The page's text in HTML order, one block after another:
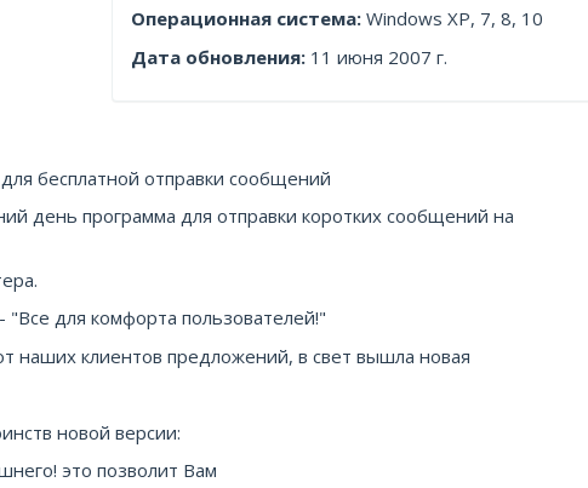
Операционная система:Windows XP, 7, 8, 10
Дата обновления:11 июня 2007 г.
бесплатной отправки сообщений
день программа для отправки коротких сообщений на
для комфорта пользователей!"
наших клиентов предложений, в свет вышла новая
новой версии:
это позволит Вам